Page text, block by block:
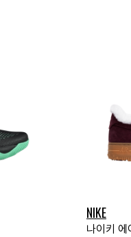
NIKE
나이키 에